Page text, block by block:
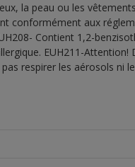
la peau ou les
conformément aux
Contient 1,2-
EUH211-
respirer les aérosols ni